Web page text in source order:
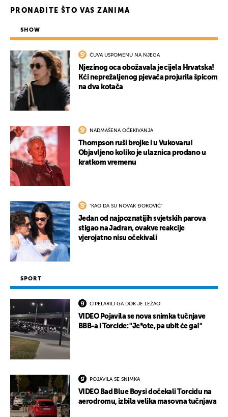
PRONAĐITE ŠTO VAS ZANIMA
SHOW
ČUVA USPOMENU NA NJEGA
Njezinog oca obožavala je cijela Hrvatska!
Kći neprežaljenog pjevača projurila špicom
na dva kotača
NADMAŠENA OČEKIVANJA
Thompson ruši brojke i u Vukovaru!
Objavljeno koliko je ulaznica prodano u
kratkom vremenu
"KAO DA SU NOVAK ĐOKOVIĆ"
Jedan od najpoznatijih svjetskih parova
stigao na Jadran, ovakve reakcije
vjerojatno nisu očekivali
SPORT
CIPELARILI GA DOK JE LEŽAO
VIDEO Pojavila se nova snimka tučnjave
BBB-a i Torcide: "Je*ote, pa ubit će ga!"
POJAVILA SE SNIMKA
VIDEO Bad Blue Boysi dočekali Torcidu na
aerodromu, izbila velika masovna tučnjava